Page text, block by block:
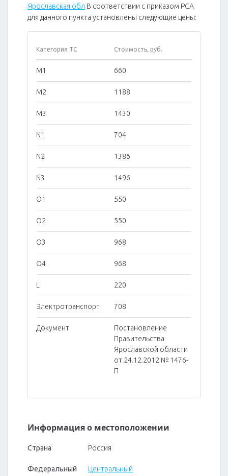
Ярославская обл В соответствии с приказом РСА
для данного пункта установлены следующие цены:
Категория ТС Стоимость, руб.
M1 660
M2 1188
M3 1430
N1 704
N2 1386
N3 1496
O1 550
O2 550
O3 968
O4 968
L 220
Электротранспорт 708
Документ
Постановление
Правительства
Ярославской области
от 24.12.2012 № 1476-
П
Информация о местоположении
Страна Россия
Федеральный
Центральный